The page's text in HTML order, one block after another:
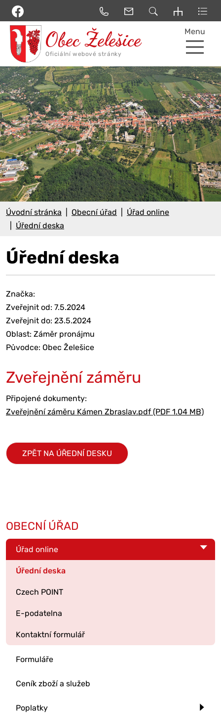
Menu
Úvodní stránka Obecní úřad
Úřad online
Úřední deska
Úřední deska
Značka:
Zveřejnit od: 7.5.2024
Zveřejnit do: 23.5.2024
Oblast: Záměr pronájmu
Původce: Obec Želešice
Zveřejnění záměru
Připojené dokumenty:
Zveřejnění záměru Kámen Zbraslav.pdf (PDF 1.04 MB)
ZPĚT NA ÚŘEDNÍ DESKU
OBECNÍ ÚŘAD
Úřad online
Úřední deska
Czech POINT
E-podatelna
Kontaktní formulář
Formuláře
Ceník zboží a služeb
Poplatky